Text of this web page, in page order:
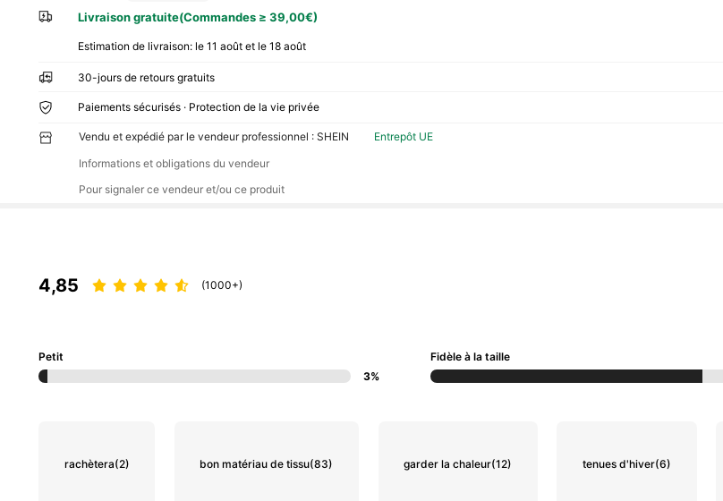
Livraison gratuite(Commandes ≥ 39,00€)
Estimation de livraison: le 11 août et le 18 août
30-jours de retours gratuits
Paiements sécurisés · Protection de la vie privée
Vendu et expédié par le vendeur professionnel : SHEIN Entrepôt UE
Informations et obligations du vendeur
Pour signaler ce vendeur et/ou ce produit
4,85 (1000+)
Petit
3%
Fidèle à la taille
rachètera(2) bon matériau de tissu(83) garder la chaleur(12) tenues d'hiver(6)